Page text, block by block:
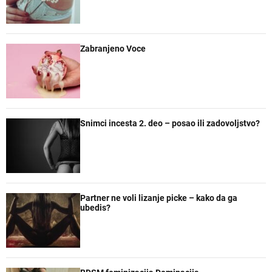
a
r
Zabranjeno Voce
Snimci incesta 2. deo – posao ili zadovoljstvo?
Partner ne voli lizanje picke – kako da ga
ubedis?